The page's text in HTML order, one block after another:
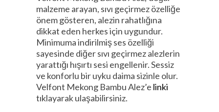
malzeme arayan, sıvı geçirmez özelliğe
önem gösteren, alezin rahatlığına
dikkat eden herkes için uygundur.
Minimuma indirilmiş ses özelliği
sayesinde diğer sıvı geçirmez alezlerin
yarattığı hışırtı sesi engellenir. Sessiz
ve konforlu bir uyku daima sizinle olur.
Velfont Mekong Bambu Alez’e linki
tıklayarak ulaşabilirsiniz.